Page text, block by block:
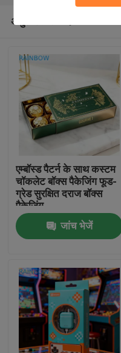
घर
उत्पाद
हमारे बारे में
अनुशंसित उत्पाद
एम्बॉस्ड पैटर्न के साथ कस्टम
चॉकलेट बॉक्स पैकेजिंग फूड-
ग्रेड सुरक्षित दराज बॉक्स
पैकेजिंग
जांच भेजें